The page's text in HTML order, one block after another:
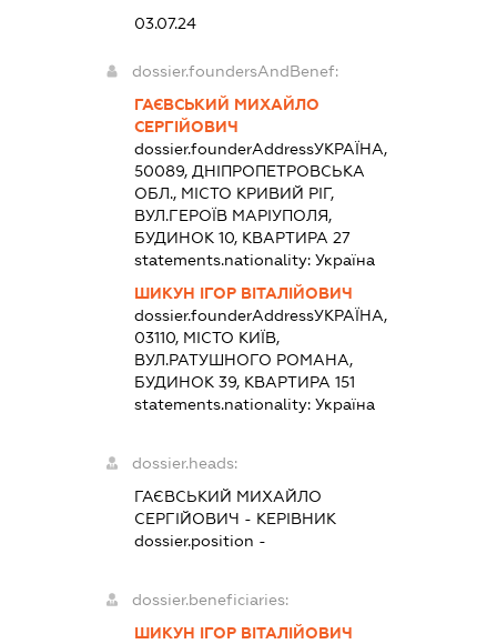
03.07.24
dossier.foundersAndBenef:
ГАЄВСЬКИЙ МИХАЙЛО
СЕРГІЙОВИЧ
dossier.founderAddressУКРАЇНА,
50089, ДНІПРОПЕТРОВСЬКА
ОБЛ., МІСТО КРИВИЙ РІГ,
ВУЛ.ГЕРОЇВ МАРІУПОЛЯ,
БУДИНОК 10, КВАРТИРА 27
statements.nationality: Україна
ШИКУН ІГОР ВІТАЛІЙОВИЧ
dossier.founderAddressУКРАЇНА,
03110, МІСТО КИЇВ,
ВУЛ.РАТУШНОГО РОМАНА,
БУДИНОК 39, КВАРТИРА 151
statements.nationality: Україна
dossier.heads:
ГАЄВСЬКИЙ МИХАЙЛО
СЕРГІЙОВИЧ - КЕРІВНИК
dossier.position -
dossier.beneficiaries:
ШИКУН ІГОР ВІТАЛІЙОВИЧ